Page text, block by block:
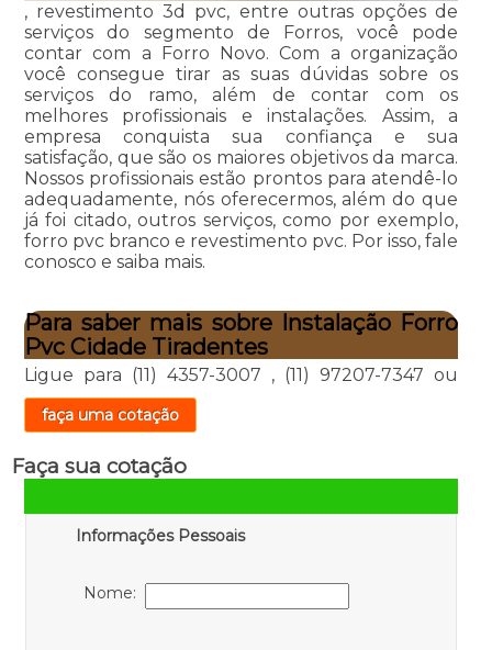
, revestimento 3d pvc, entre outras opções de
serviços do segmento de Forros, você pode
contar com a Forro Novo. Com a organização
você consegue tirar as suas dúvidas sobre os
serviços do ramo, além de contar com os
melhores profissionais e instalações. Assim, a
empresa conquista sua confiança e sua
satisfação, que são os maiores objetivos da marca.
Nossos profissionais estão prontos para atendê-lo
adequadamente, nós oferecermos, além do que
já foi citado, outros serviços, como por exemplo,
forro pvc branco e revestimento pvc. Por isso, fale
conosco e saiba mais.
Para saber mais sobre Instalação Forro
Pvc Cidade Tiradentes
Ligue para (11) 4357-3007 , (11) 97207-7347 ou
faça uma cotação
Faça sua cotação
Informações Pessoais
Nome: